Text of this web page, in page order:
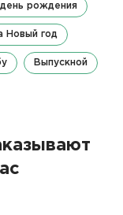
день рождения
Новый год
Выпускной